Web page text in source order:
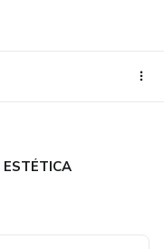
ESTÉTICA